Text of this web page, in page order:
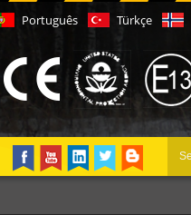
Português Türkçe